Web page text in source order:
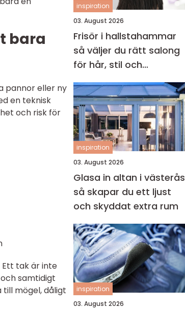
bara
pannor eller ny
en teknisk
och risk för
tak är inte
samtidigt
till mögel, dåligt
inspiration
03. August 2026
Frisör i hallstahammar
så väljer du rätt salong
för hår, stil och
välmående
inspiration
03. August 2026
Glasa in altan i västerås
så skapar du ett ljust
och skyddat extra rum
inspiration
03. August 2026